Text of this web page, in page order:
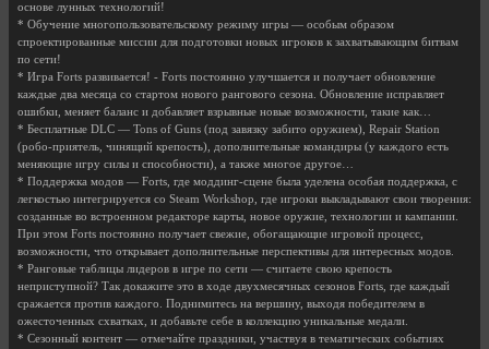
основе лунных технологий!
* Обучение многопользовательскому режиму игры — особым образом
спроектированные миссии для подготовки новых игроков к захватывающим битвам
по сети!
* Игра Forts развивается! - Forts постоянно улучшается и получает обновление
каждые два месяца со стартом нового рангового сезона. Обновление исправляет
ошибки, меняет баланс и добавляет взрывные новые возможности, такие как…
* Бесплатные DLC — Tons of Guns (под завязку забито оружием), Repair Station
(робо-приятель, чинящий крепость), дополнительные командиры (у каждого есть
меняющие игру силы и способности), а также многое другое…
* Поддержка модов — Forts, где моддинг-сцене была уделена особая поддержка, с
легкостью интегрируется со Steam Workshop, где игроки выкладывают свои творения:
созданные во встроенном редакторе карты, новое оружие, технологии и кампании.
При этом Forts постоянно получает свежие, обогащающие игровой процесс,
возможности, что открывает дополнительные перспективы для интересных модов.
* Ранговые таблицы лидеров в игре по сети — считаете свою крепость
неприступной? Так докажите это в ходе двухмесячных сезонов Forts, где каждый
сражается против каждого. Поднимитесь на вершину, выходя победителем в
ожесточенных схватках, и добавьте себе в коллекцию уникальные медали.
* Сезонный контент — отмечайте праздники, участвуя в тематических событиях